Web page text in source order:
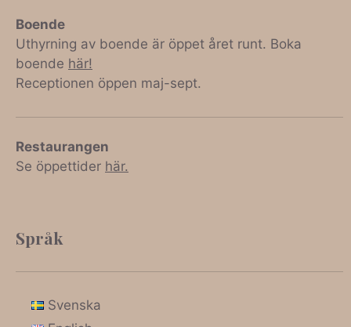
Boende
Uthyrning av boende är öppet året runt. Boka
boende här!
Receptionen öppen maj-sept.
Restaurangen
Se öppettider här.
Språk
Svenska